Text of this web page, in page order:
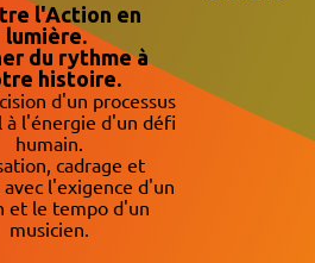
l'Action en
lumière.
du rythme à
histoire.
d'un processus
à l'énergie d'un défi
humain.
cadrage et
l'exigence d'un
et le tempo d'un
musicien.